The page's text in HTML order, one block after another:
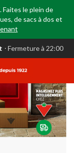
le plein de
de sacs à dos et
⋅ Fermeture à 22:00